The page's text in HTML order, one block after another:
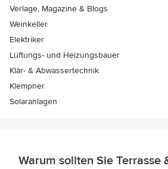
Verlage, Magazine & Blogs
Weinkeller
Elektriker
Lüftungs- und Heizungsbauer
Klär- & Abwassertechnik
Klempner
Solaranlagen
Warum sollten Sie Terrasse